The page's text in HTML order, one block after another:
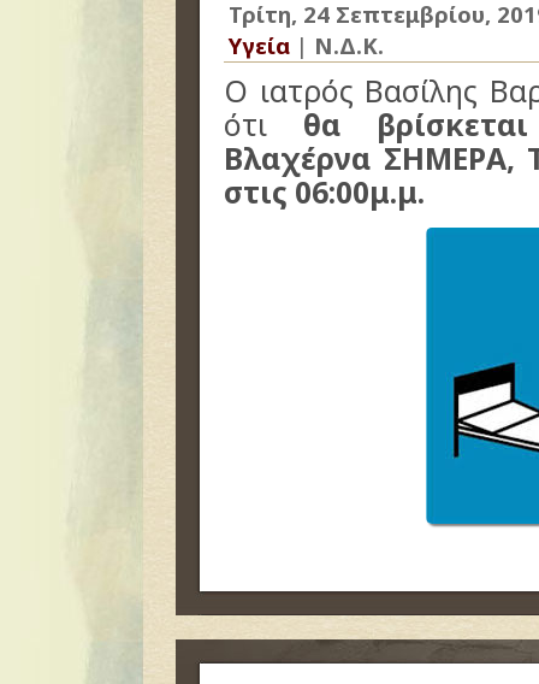
Τρίτη, 24 Σεπτεμβρίου,
Υγεία | Ν.Δ.Κ.
Ο ιατρός Βασίλης
ότι θα
Βλαχέρνα ΣΗΜΕΡΑ,
στις 06:00μ.μ.